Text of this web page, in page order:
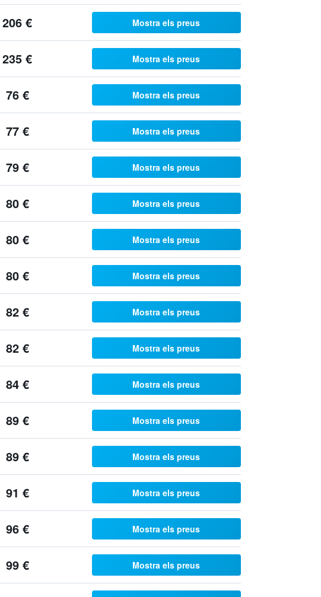
206 € Mostra els preus
235 € Mostra els preus
76 € Mostra els preus
77 € Mostra els preus
79 € Mostra els preus
80 € Mostra els preus
80 € Mostra els preus
80 € Mostra els preus
82 € Mostra els preus
82 € Mostra els preus
84 € Mostra els preus
89 € Mostra els preus
89 € Mostra els preus
91 € Mostra els preus
96 € Mostra els preus
99 € Mostra els preus